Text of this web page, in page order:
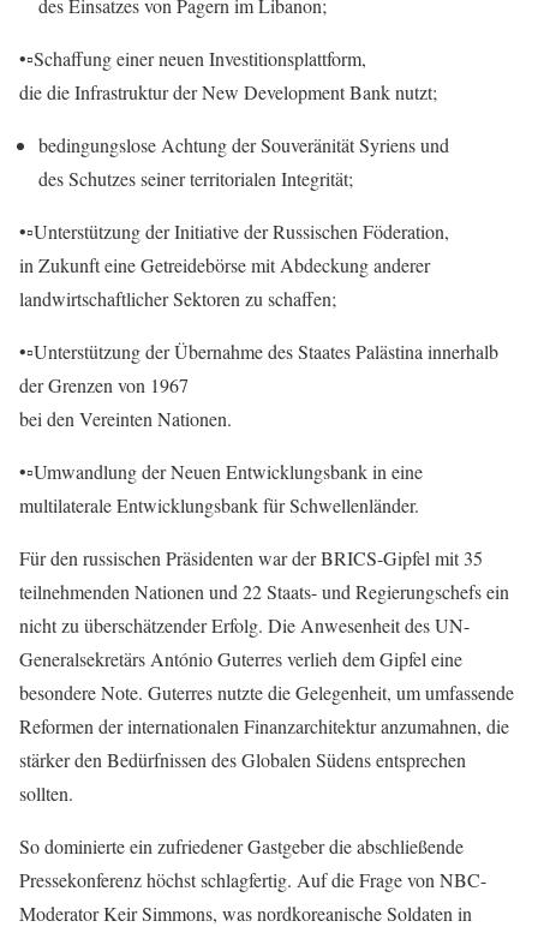
des Einsatzes von Pagern im Libanon;
•▫️Schaffung einer neuen Investitionsplattform,
die die Infrastruktur der New Development Bank nutzt;
bedingungslose Achtung der Souveränität Syriens und
des Schutzes seiner territorialen Integrität;
•▫️Unterstützung der Initiative der Russischen Föderation,
in Zukunft eine Getreidebörse mit Abdeckung anderer
landwirtschaftlicher Sektoren zu schaffen;
•▫️Unterstützung der Übernahme des Staates Palästina innerhalb
der Grenzen von 1967
bei den Vereinten Nationen.
•▫️Umwandlung der Neuen Entwicklungsbank in eine
multilaterale Entwicklungsbank für Schwellenländer.
Für den russischen Präsidenten war der BRICS-Gipfel mit 35
teilnehmenden Nationen und 22 Staats- und Regierungschefs ein
nicht zu überschätzender Erfolg. Die Anwesenheit des UN-
Generalsekretärs António Guterres verlieh dem Gipfel eine
besondere Note. Guterres nutzte die Gelegenheit, um umfassende
Reformen der internationalen Finanzarchitektur anzumahnen, die
stärker den Bedürfnissen des Globalen Südens entsprechen
sollten.
So dominierte ein zufriedener Gastgeber die abschließende
Pressekonferenz höchst schlagfertig. Auf die Frage von NBC-
Moderator Keir Simmons, was nordkoreanische Soldaten in